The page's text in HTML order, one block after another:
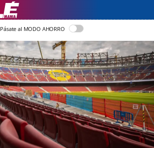
Pásate al MODO AHORRO